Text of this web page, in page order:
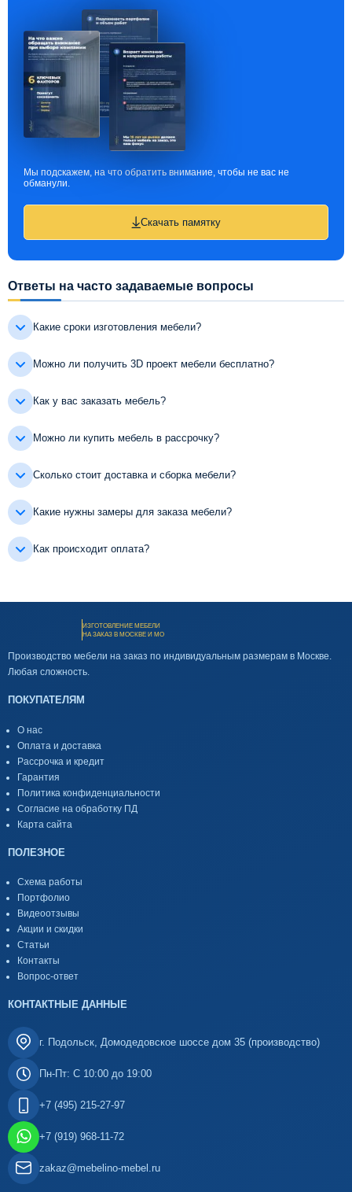
Мы подскажем, на что обратить внимание, чтобы не вас не
обманули.
Скачать памятку
Ответы на часто задаваемые вопросы
Какие сроки изготовления мебели?
Можно ли получить 3D проект мебели бесплатно?
Как у вас заказать мебель?
Можно ли купить мебель в рассрочку?
Сколько стоит доставка и сборка мебели?
Какие нужны замеры для заказа мебели?
Как происходит оплата?
ИЗГОТОВЛЕНИЕ МЕБЕЛИ
НА ЗАКАЗ В МОСКВЕ И МО
Производство мебели на заказ по индивидуальным размерам в Москве.
Любая сложность.
ПОКУПАТЕЛЯМ
О нас
Оплата и доставка
Рассрочка и кредит
Гарантия
Политика конфиденциальности
Согласие на обработку ПД
Карта сайта
ПОЛЕЗНОЕ
Схема работы
Портфолио
Видеоотзывы
Акции и скидки
Статьи
Контакты
Вопрос-ответ
КОНТАКТНЫЕ ДАННЫЕ
г. Подольск, Домодедовское шоссе дом 35 (производство)
Пн-Пт: С 10:00 до 19:00
+7 (495) 215-27-97
+7 (919) 968-11-72
zakaz@mebelino-mebel.ru